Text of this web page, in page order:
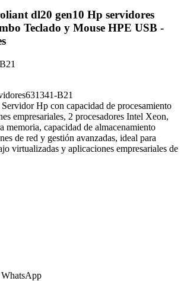
dl20 gen10 Hp servidores
Teclado y Mouse HPE USB -
B21
Hp con capacidad de procesamiento
empresariales, 2 procesadores Intel Xeon,
memoria, capacidad de almacenamiento
de red y gestión avanzadas, ideal para
virtualizadas y aplicaciones empresariales de